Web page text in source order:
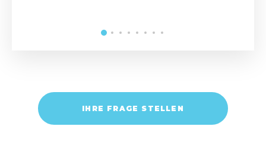
IHRE FRAGE STELLEN